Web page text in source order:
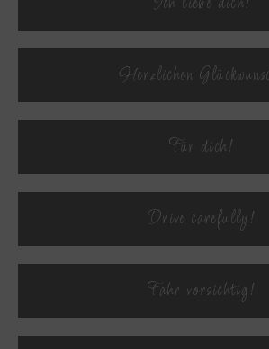
Textvorschau
Textvorschau
Textvorschau
Textvorschau
Herzlichen
Für dich!
Drive carefully!
Fahr vorsichtig!